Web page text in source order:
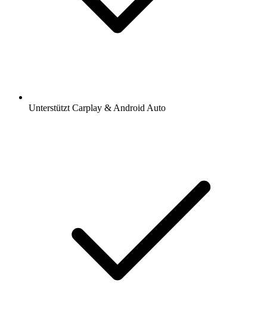
Unterstützt Carplay & Android Auto